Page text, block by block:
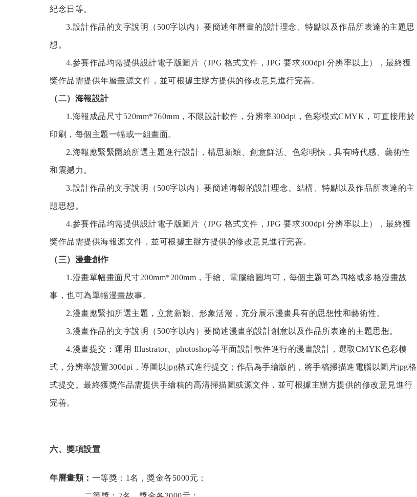
紀念日等。
3.設計作品的文字說明（500字以內）要簡述年曆畫的設計理念、特點以及作品所表達的主題思
想。
4.參賽作品均需提供設計電子版圖片（JPG 格式文件，JPG 要求300dpi 分辨率以上），最終獲
獎作品需提供年曆畫源文件，並可根據主辦方提供的修改意見進行完善。
（二）海報設計
1.海報成品尺寸520mm*760mm，不限設計軟件，分辨率300dpi，色彩模式CMYK，可直接用於
印刷，每個主題一幅或一組畫面。
2.海報應緊緊圍繞所選主題進行設計，構思新穎、創意鮮活、色彩明快，具有時代感、藝術性
和震撼力。
3.設計作品的文字說明（500字以內）要簡述海報的設計理念、結構、特點以及作品所表達的主
題思想。
4.參賽作品均需提供設計電子版圖片（JPG 格式文件，JPG 要求300dpi 分辨率以上），最終獲
獎作品需提供海報源文件，並可根據主辦方提供的修改意見進行完善。
（三）漫畫創作
1.漫畫單幅畫面尺寸200mm*200mm，手繪、電腦繪圖均可，每個主題可為四格或多格漫畫故
事，也可為單幅漫畫故事。
2.漫畫應緊扣所選主題，立意新穎、形象活潑，充分展示漫畫具有的思想性和藝術性。
3.漫畫作品的文字說明（500字以內）要簡述漫畫的設計創意以及作品所表達的主題思想。
4.漫畫提交：運用 Illustrator、photoshop等平面設計軟件進行的漫畫設計，選取CMYK色彩模
式，分辨率設置300dpi，導圖以jpg格式進行提交；作品為手繪版的，將手稿掃描進電腦以圖片jpg格
式提交。最終獲獎作品需提供手繪稿的高清掃描圖或源文件，並可根據主辦方提供的修改意見進行
完善。
六、獎項設置
年曆畫類： 一等獎：1名，獎金各5000元；